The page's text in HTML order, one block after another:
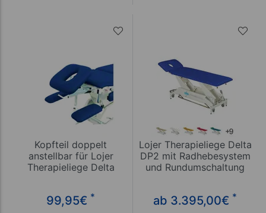
Kopfteil doppelt
anstellbar für Lojer
Therapieliege Delta
99,95€ *
Lojer Therapieliege Delta
DP2 mit Radhebesystem
und Rundumschaltung
ab 3.395,00€ *